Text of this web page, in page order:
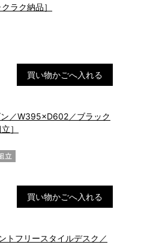
ラク納品］
買い物かごへ入れる
／W395×D602／ブラック
］
買い物かごへ入れる
トフリースタイルデスク／